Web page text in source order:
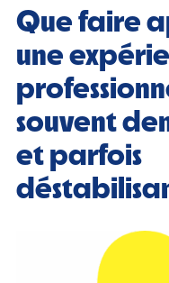
Que faire
une
souvent
et parfois